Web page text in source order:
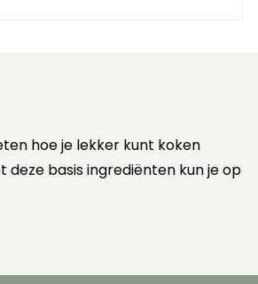
hoe je lekker kunt koken
deze basis ingrediënten kun je op